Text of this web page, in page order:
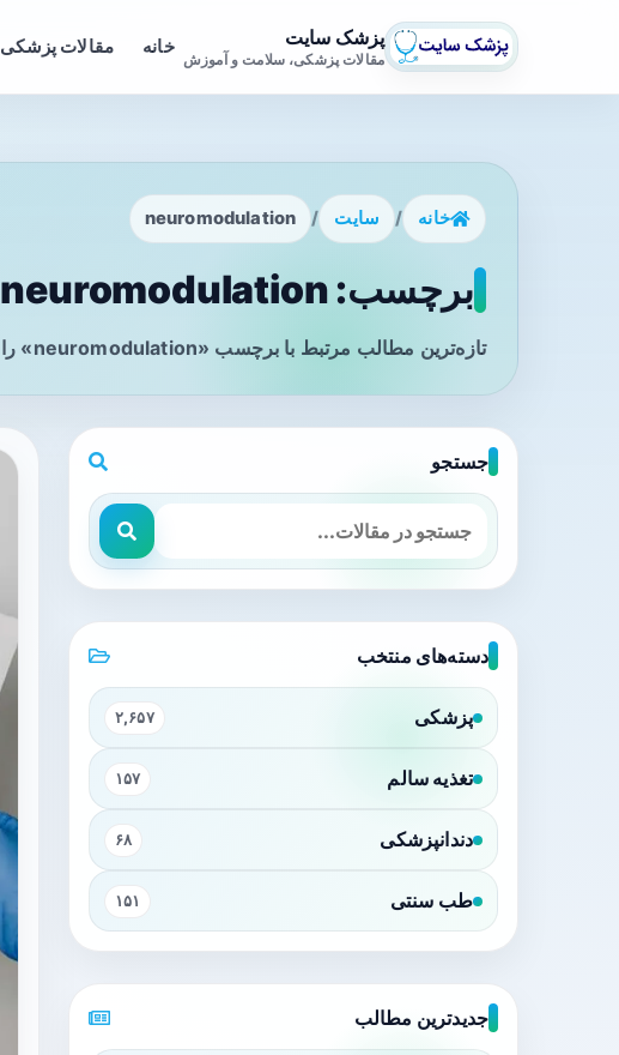
پزشک سایت
مقالات پزشکی، سلامت و آموزش
خانه مقالات پزشکی
خانه / سایت /
neuromodulation
برچسب: neuromodulation - صفحه 1
تازه‌ترین مطالب مرتبط با برچسب «neuromodulation» را در این صفحه مشاهده می‌کنید.
جستجو
دسته‌های منتخب
پزشکی ۲,۶۵۷
تغذیه سالم ۱۵۷
دندانپزشکی ۶۸
طب سنتی ۱۵۱
جدیدترین مطالب